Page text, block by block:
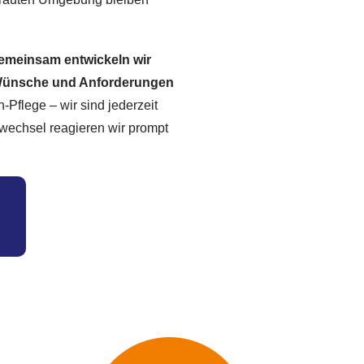
entwickeln wir
und Anforderungen
Pflege – wir sind jederzeit
reagieren wir prompt